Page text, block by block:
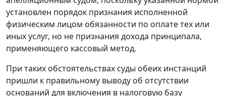
установлен порядок признания исполненной
физическим лицом обязанности по оплате тех или
иных услуг, но не признания дохода принципала,
применяющего кассовый метод.
При таких обстоятельствах суды обеих инстанций
пришли к правильному выводу об отсутствии
оснований для включения в налоговую базу